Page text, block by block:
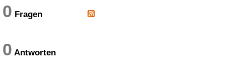
0 Fragen
0 Antworten